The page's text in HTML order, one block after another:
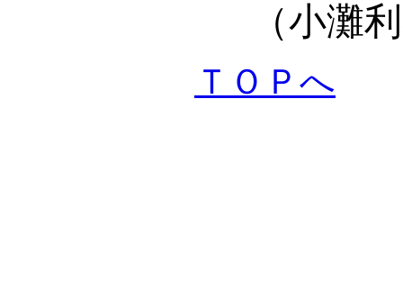
（小灘
ＴＯＰへ